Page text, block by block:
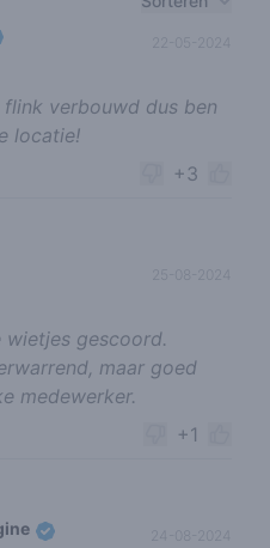
verbouwd dus ben
locatie!
+3
wietjes gescoord.
maar goed
medewerker.
+1